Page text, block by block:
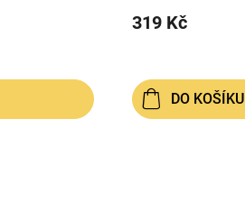
319 Kč
DO KOŠÍKU